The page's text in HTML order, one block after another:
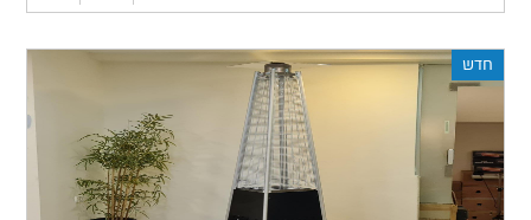
חדש